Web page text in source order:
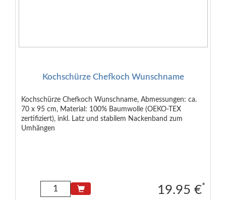
Kochschürze Chefkoch Wunschname
Kochschürze Chefkoch Wunschname, Abmessungen: ca.
70 x 95 cm, Material: 100% Baumwolle (OEKO-TEX
zertifiziert), inkl. Latz und stabilem Nackenband zum
Umhängen
19.95 €*